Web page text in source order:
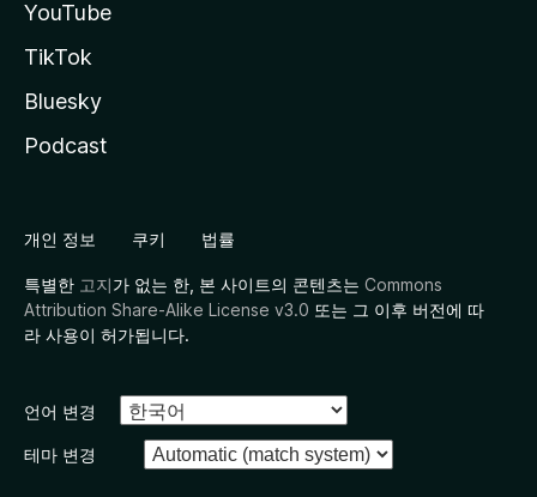
YouTube
TikTok
Bluesky
Podcast
개인 정보 쿠키 법률
특별한 고지가 없는 한, 본 사이트의 콘텐츠는 Commons
Attribution Share-Alike License v3.0 또는 그 이후 버전에 따
라 사용이 허가됩니다.
언어 변경
테마 변경